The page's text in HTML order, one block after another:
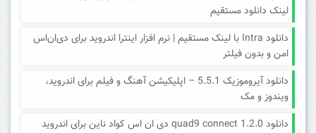
لینک دانلود مستقیم
دانلود Intra با لینک مستقیم | نرم افزار اینترا اندروید برای دی‌ان‌اس
امن و بدون فیلتر
دانلود آیروموزیک 5.5.1 – اپلیکیشن آهنگ و فیلم برای اندروید،
ویندوز و مک
دانلود quad9 connect 1.2.0 دی ان اس کواد ناین برای اندروید